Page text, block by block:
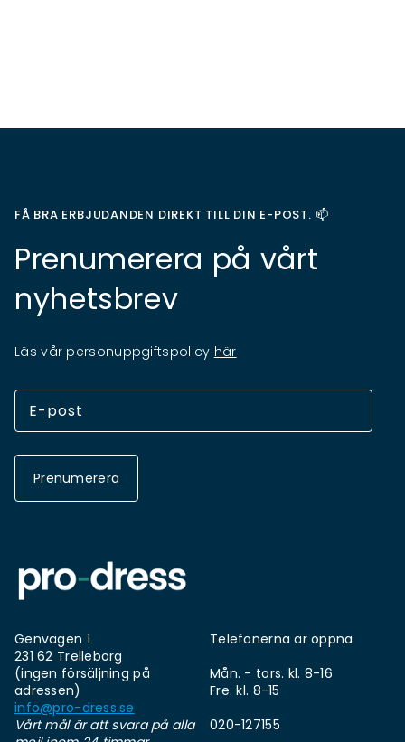
FÅ BRA ERBJUDANDEN DIREKT TILL DIN E-POST. 📫
Prenumerera på vårt
nyhetsbrev
Läs vår personuppgiftspolicy här
Prenumerera
Genvägen 1
231 62 Trelleborg
(ingen försäljning på
adressen)
info@pro-dress.se
Vårt mål är att svara på alla
Telefonerna är öppna
Mån. - tors. kl. 8-16
Fre. kl. 8-15
020-127155